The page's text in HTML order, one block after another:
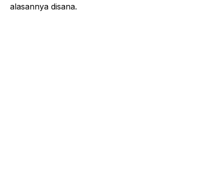
alasannya disana.